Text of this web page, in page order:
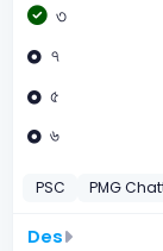
৩
৭
৫
৬
PSC PMG
Des